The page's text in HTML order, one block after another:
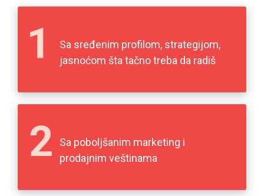
Sa sređenim profilom, strategijom,
jasnoćom šta tačno treba da radiš
Sa poboljšanim marketing i
prodajnim veštinama